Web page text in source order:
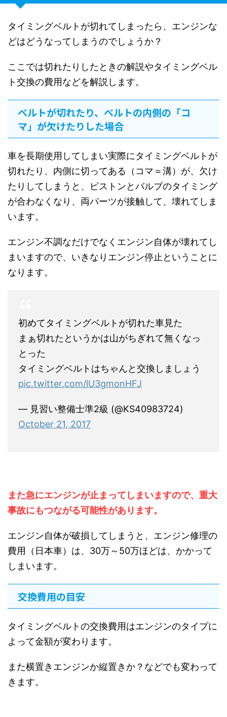
タイミングベルトが切れてしまったら、エンジンな
どはどうなってしまうのでしょうか？
ここでは切れたりしたときの解説やタイミングベル
ト交換の費用などを解説します。
ベルトが切れたり、ベルトの内側の「コ
マ」が欠けたりした場合
車を長期使用してしまい実際にタイミングベルトが
切れたり、内側に切ってある（コマ＝溝）が、欠け
たりしてしまうと、ピストンとバルブのタイミング
が合わなくなり、両パーツが接触して、壊れてしま
います。
エンジン不調なだけでなくエンジン自体が壊れてし
まいますので、いきなりエンジン停止ということに
なります。
初めてタイミングベルトが切れた車見た
まぁ切れたというかは山がちぎれて無くなっ
とった
タイミングベルトはちゃんと交換しましょう
pic.twitter.com/lU3gmonHFJ
— 見習い整備士準2級 (@KS40983724)
October 21, 2017
また急にエンジンが止まってしまいますので、重大
事故にもつながる可能性があります。
エンジン自体が破損してしまうと、エンジン修理の
費用（日本車）は、30万～50万ほどは、かかって
しまいます。
交換費用の目安
タイミングベルトの交換費用はエンジンのタイプに
よって金額が変わります。
また横置きエンジンか縦置きか？などでも変わって
きます。